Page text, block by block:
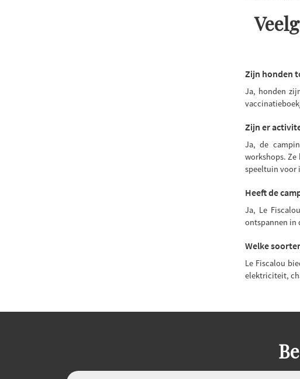
Zijn honden
Ja, honden
Zijn er
Ja, de
workshops.
speeltuin voor
Heeft de
Ja, Le
ontspannen in
Welke
Le Fiscalou
elektriciteit,